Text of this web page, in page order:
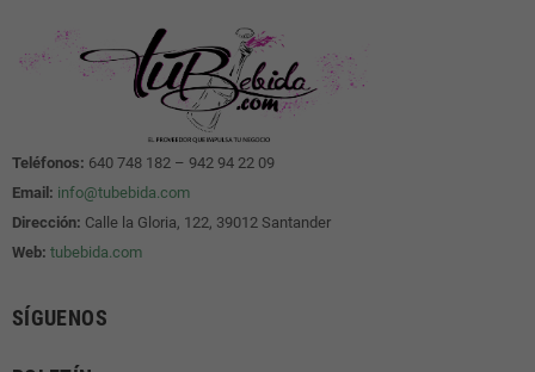
Teléfonos: 640 748 182 – 942 94 22 09
Email: info@tubebida.com
Dirección: Calle la Gloria, 122, 39012 Santander
Web: tubebida.com
SÍGUENOS